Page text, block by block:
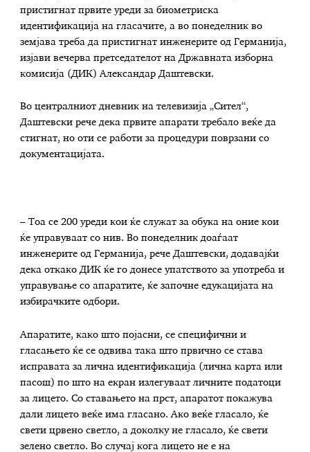
пристигнат првите уреди за биометриска
идентификација на гласачите, а во понеделник во
земјава треба да пристигнат инженерите од Германија,
изјави вечерва претседателот на Државната изборна
комисија (ДИК) Александар Даштевски.
Во централниот дневник на телевизија „Сител“,
Даштевски рече дека првите апарати требало веќе да
стигнат, но оти се работи за процедури поврзани со
документацијата.
– Тоа се 200 уреди кои ќе служат за обука на оние кои
ќе управуваат со нив. Во понеделник доаѓаат
инженерите од Германија, рече Даштевски, додавајќи
дека откако ДИК ќе го донесе упатството за употреба и
управување со апаратите, ќе започне едукацијата на
избирачките одбори.
Апаратите, како што појасни, се специфични и
гласањето ќе се одвива така што првично се става
исправата за лична идентификација (лична карта или
пасош) по што на екран излегуваат личните податоци
за лицето. Со ставањето на прст, апаратот покажува
дали лицето веќе има гласано. Ако веќе гласало, ќе
свети црвено светло, а доколку не гласало, ќе свети
зелено светло. Во случај кога лицето не е на